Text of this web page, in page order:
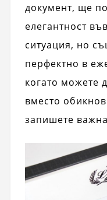
документ, ще
елегантност
ситуация, но
перфектно в
когато можете
вместо
запишете